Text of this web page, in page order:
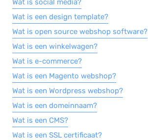
Salarisadministratie
Website
Marketing automation
Support
VoIP
Chat
Helpdesk
Wat is social media?
Wat is een design template?
Wat is open source webshop software?
Wat is een winkelwagen?
Wat is e-commerce?
Wat is een Magento webshop?
Wat is een Wordpress webshop?
Wat is een domeinnaam?
Wat is een CMS?
Wat is een SSL certificaat?